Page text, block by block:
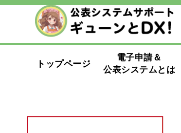
トップページ
電子申請＆
公表システムとは